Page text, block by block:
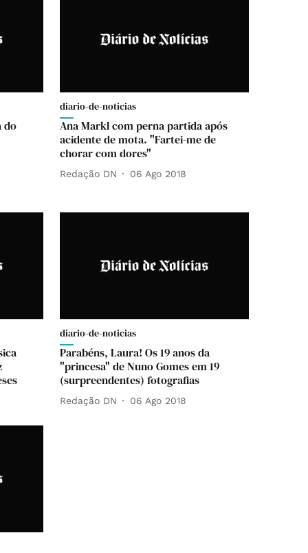
do
diario-de-noticias
Ana Markl com perna partida após
acidente de mota. "Fartei-me de
chorar com dores"
Redação DN 06 Ago 2018
diario-de-noticias
Parabéns, Laura! Os 19 anos da
"princesa" de Nuno Gomes em 19
(surpreendentes) fotografias
Redação DN 06 Ago 2018